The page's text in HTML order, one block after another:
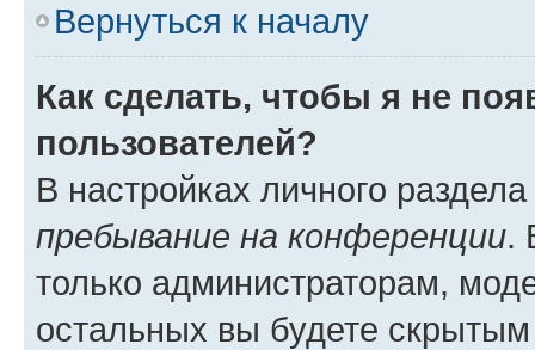
Вернуться к началу
Как сделать, чтобы я не
пользователей?
В настройках личного
пребывание на конференции.
только администраторам,
остальных вы будете